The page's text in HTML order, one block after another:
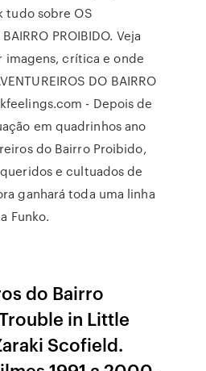
tudo sobre OS
PROIBIDO. Veja
crítica e onde
DO BAIRRO
- Depois de
em quadrinhos ano
do Bairro Proibido,
e cultuados de
ganhará toda uma linha
Funko.
do Bairro
in Little
Scofield.